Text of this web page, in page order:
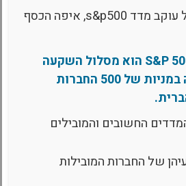
תכלס.. בהפניקס גמל עוקב מדד s&p500, איפה הכסף
מסלול עוקב מדד S&P 500 הוא מסלול השקעה
שמתמקד בהשקעה במניות של 500 החברות
החשובים והמובילים
של החברות המובילות